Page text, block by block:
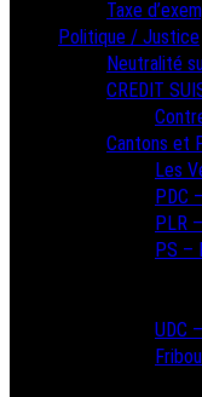
Taxe
Politique / Justice
Neutralité
CREDIT
Cantons et
Les
PDC
PLR
PS –
UDC